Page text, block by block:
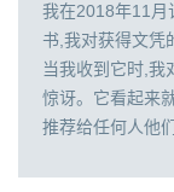
我在2018年11月
书,我对获得文凭
当我收到它时,我
惊讶。它看起来
推荐给任何人他